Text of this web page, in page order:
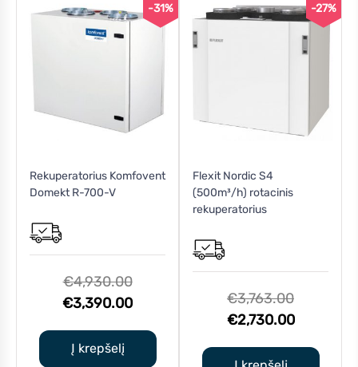
-31%
Rekuperatorius Komfovent
Domekt R-700-V
€4,930.00Original
price
€4,930.00.
€3,390.00Current
Į krepšelį
-27%
Flexit Nordic S4
(500m³/h) rotacinis
rekuperatorius
€3,763.00Original
price
€2,730.00Current